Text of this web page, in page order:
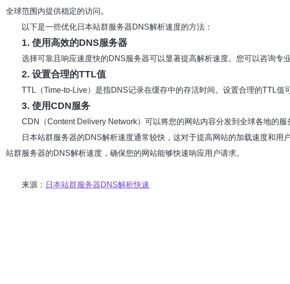
全球范围内提供稳定的访问。
以下是一些优化日本站群服务器DNS解析速度的方法：
1. 使用高效的DNS服务器
选择可靠且响应速度快的DNS服务器可以显著提高解析速度。您可以咨询专
2. 设置合理的TTL值
TTL（Time-to-Live）是指DNS记录在缓存中的存活时间。设置合理的TTL值
3. 使用CDN服务
CDN（Content Delivery Network）可以将您的网站内容分发到全球各地的
日本站群服务器的DNS解析速度通常较快，这对于提高网站的加载速度和
站群服务器的DNS解析速度，确保您的网站能够快速响应用户请求。
来源： 日本站群服务器DNS解析快速